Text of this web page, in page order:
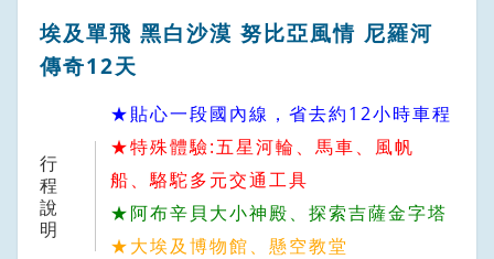
埃及單飛 黑白沙漠 努比亞風情 尼羅河
傳奇12天
行
程
說
明
★貼心一段國內線，省去約12小時車程
★特殊體驗:五星河輪、馬車、風帆
船、駱駝多元交通工具
★阿布辛貝大小神殿、探索吉薩金字塔
★大埃及博物館、懸空教堂